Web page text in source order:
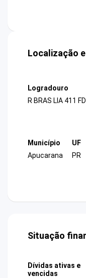
Localização
Logradouro
R BRAS LIA 411
Município
Apucarana
UF
PR
Situação
Dívidas ativas e
vencidas